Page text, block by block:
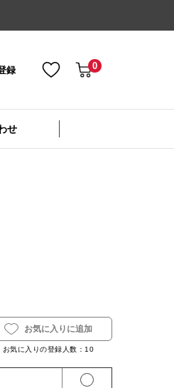
録 0
せ
お気に入りに追加
お気に入りの登録人数： 10